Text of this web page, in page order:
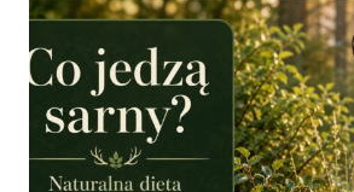
NA
ZIMĘ?
GDZIE
JAK
ZIMUJĄ?